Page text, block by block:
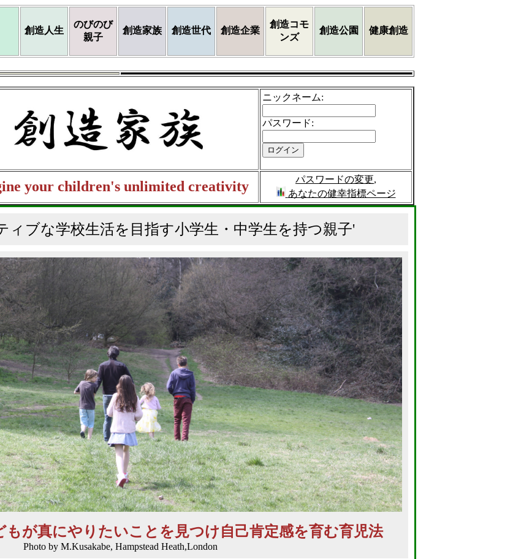
創造人生
のびのび
親子
創造家族 創造世代 創造企業
創造コモ
ンズ
創造公園 健康創造
ニックネーム:
パスワード:
your children's unlimited creativity パスワードの変更,
あなたの健幸指標ページ
ィブな学校生活を目指す小学生・中学生を持つ親子'
もが真にやりたいことを見つけ自己肯定感を育む育児法
Photo by M.Kusakabe, Hampstead Heath,London